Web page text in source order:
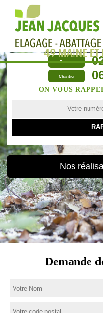
Bureau
Chantier
ON VOUS
Nos
Demande